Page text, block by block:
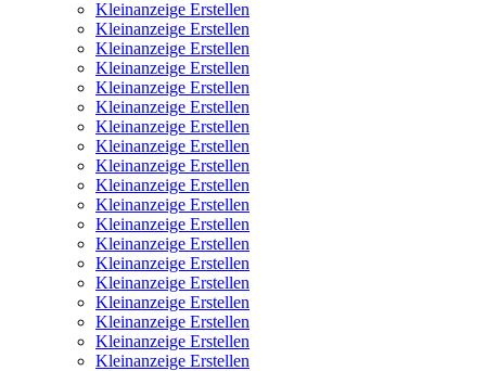
Kleinanzeige Erstellen
Kleinanzeige Erstellen
Kleinanzeige Erstellen
Kleinanzeige Erstellen
Kleinanzeige Erstellen
Kleinanzeige Erstellen
Kleinanzeige Erstellen
Kleinanzeige Erstellen
Kleinanzeige Erstellen
Kleinanzeige Erstellen
Kleinanzeige Erstellen
Kleinanzeige Erstellen
Kleinanzeige Erstellen
Kleinanzeige Erstellen
Kleinanzeige Erstellen
Kleinanzeige Erstellen
Kleinanzeige Erstellen
Kleinanzeige Erstellen
Kleinanzeige Erstellen